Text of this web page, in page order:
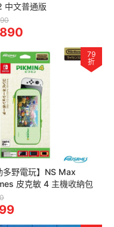
中文普通版
79
折
多野電玩】NS Max
皮克敏 4 主機收納包